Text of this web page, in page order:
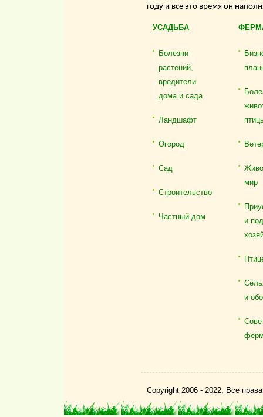
году и все это время он
УСАДЬБА
Болезни
растений,
вредители
дома и сада
Ландшафт
Огород
Сад
Строительство
Частный дом
мир
и
и
Copyright 2006 - 2022, Все